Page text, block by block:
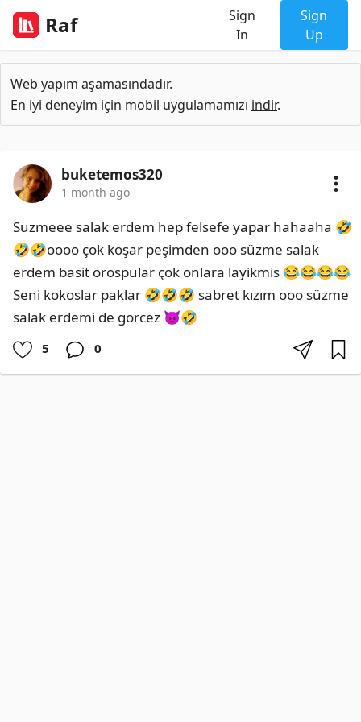
Raf
Sign
In
Sign
Up
Web yapım aşamasındadır.
En iyi deneyim için mobil uygulamamızı indir.
buketemos320
1 month ago
Suzmeee salak erdem hep felsefe yapar hahaaha 🤣
🤣🤣oooo çok koşar peşimden ooo süzme salak
erdem basit orospular çok onlara layikmis 😂😂😂😂
Seni kokoslar paklar 🤣🤣🤣 sabret kızım ooo süzme
salak erdemi de gorcez 👿🤣
5 0